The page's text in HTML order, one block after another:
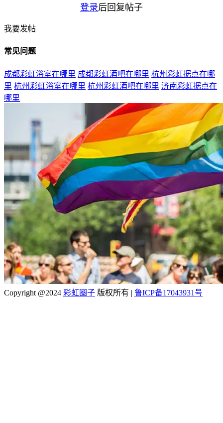
登录后回复帖子
我要发帖
常见问题
成都彩虹浴室在哪里 成都彩虹酒吧在哪里 杭州彩虹据点在哪
里 杭州彩虹浴室在哪里 杭州彩虹酒吧在哪里 济南彩虹据点在
哪里
Copyright @2024 彩虹圈子 版权所有 | 鲁ICP备17043931号